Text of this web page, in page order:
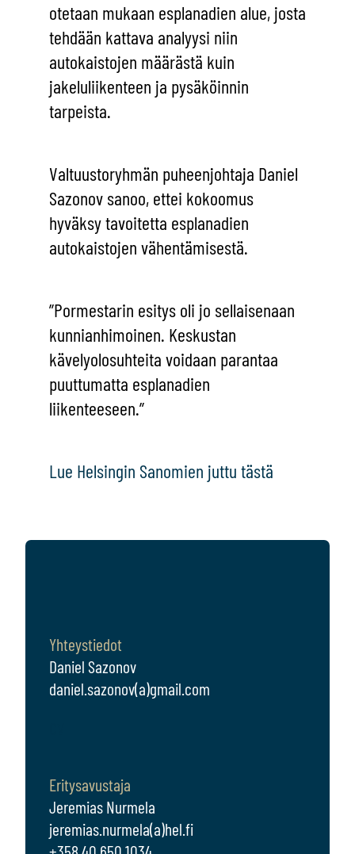
otetaan mukaan esplanadien alue, josta
tehdään kattava analyysi niin
autokaistojen määrästä kuin
jakeluliikenteen ja pysäköinnin
tarpeista.
Valtuustoryhmän puheenjohtaja Daniel
Sazonov sanoo, ettei kokoomus
hyväksy tavoitetta esplanadien
autokaistojen vähentämisestä.
”Pormestarin esitys oli jo sellaisenaan
kunnianhimoinen. Keskustan
kävelyolosuhteita voidaan parantaa
puuttumatta esplanadien
liikenteeseen.”
Lue Helsingin Sanomien juttu tästä
Yhteystiedot
Daniel Sazonov
daniel.sazonov(a)gmail.com
Eritysavustaja
Jeremias Nurmela
jeremias.nurmela(a)hel.fi